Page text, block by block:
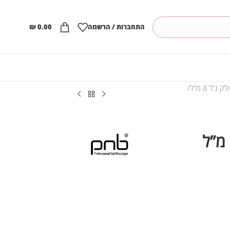
התחברות / הרשמה ₪0.00
לק ג'ל 8 מ"ל